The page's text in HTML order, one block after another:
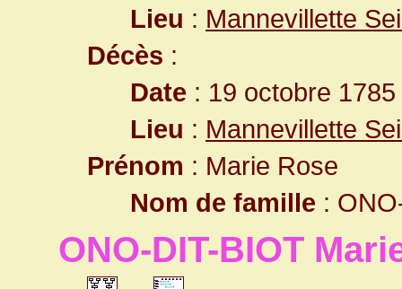
Lieu : Mannevillette
Décès :
Date : 19 octobre 1785
Lieu : Mannevillette
Prénom : Marie Rose
Nom de famille :
ONO-DIT-BIOT